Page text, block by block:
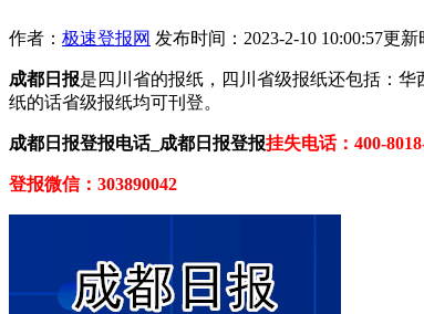
作者： 极速登报网 发布时间：2023-2-10 10:00:57更新
成都日报是四川省的报纸，四川省级报纸还包括：
纸的话省级报纸均可刊登。
成都日报登报电话_成都日报登报挂失电话：400-
登报微信：303890042